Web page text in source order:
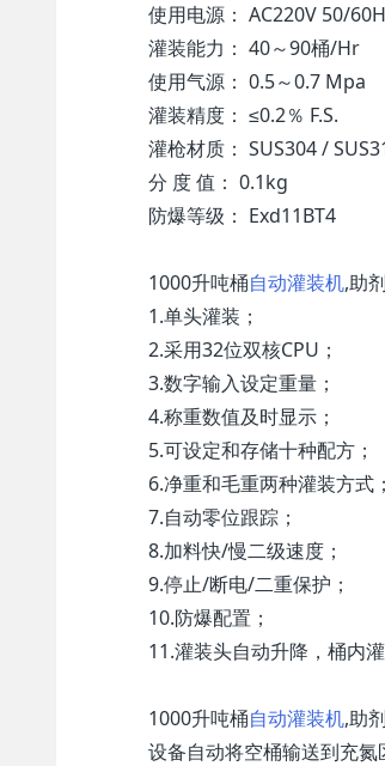
使用电源： AC220V 50/
灌装能力： 40～90桶/Hr
使用气源： 0.5～0.7 Mpa
灌装精度： ≤0.2％ F.S.
灌枪材质： SUS304 /
分 度 值： 0.1kg
防爆等级： Exd11BT4
1000升吨桶自动灌装机,助
1.单头灌装；
2.采用32位双核CPU；
3.数字输入设定重量；
4.称重数值及时显示；
5.可设定和存储十种配方；
6.净重和毛重两种灌装方式；
7.自动零位跟踪；
8.加料快/慢二级速度；
9.停止/断电/二重保护；
10.防爆配置；
11.灌装头自动升降，桶内灌
1000升吨桶自动灌装机,助
设备自动将空桶输送到充